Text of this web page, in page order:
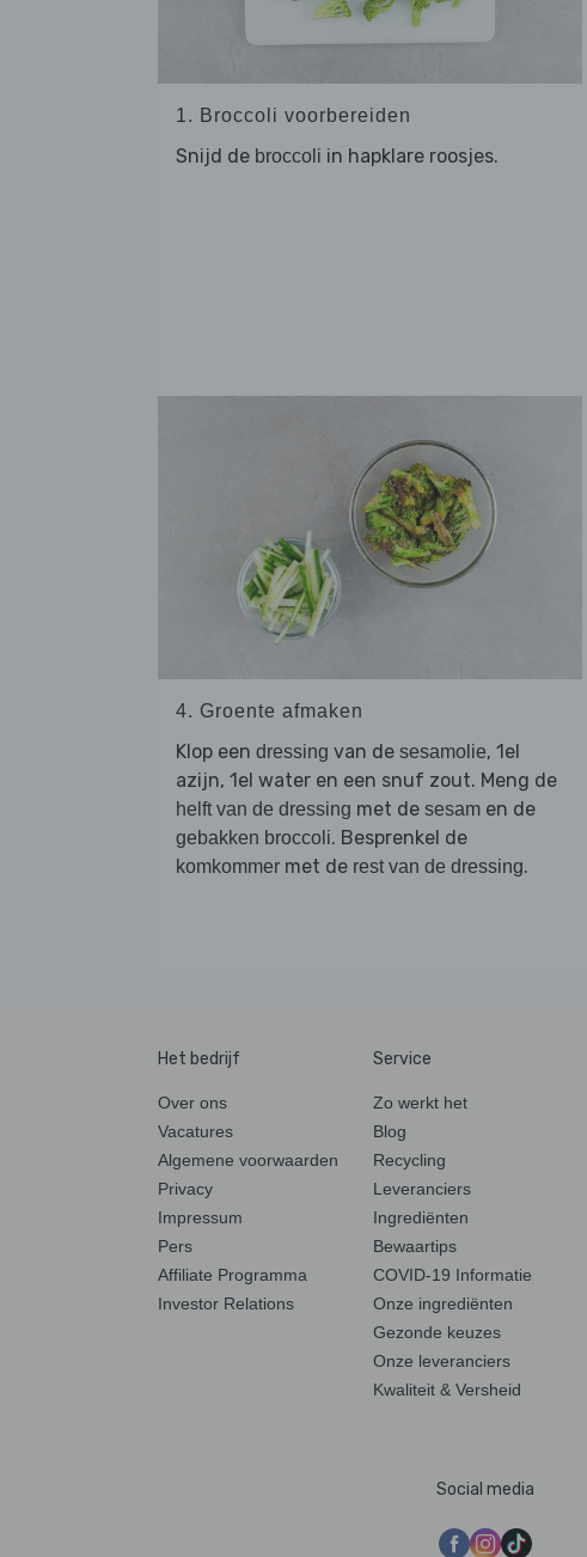
1. Broccoli voorbereiden
Snijd de broccoli in hapklare roosjes.
4. Groente afmaken
Klop een dressing van de sesamolie, 1el
azijn, 1el water en een snuf zout. Meng de
helft van de dressing met de sesam en de
gebakken broccoli. Besprenkel de
komkommer met de rest van de dressing.
Het bedrijf
Over ons
Vacatures
Algemene voorwaarden
Privacy
Impressum
Pers
Affiliate Programma
Investor Relations
Service
Zo werkt het
Blog
Recycling
Leveranciers
Ingrediënten
Bewaartips
COVID-19 Informatie
Onze ingrediënten
Gezonde keuzes
Onze leveranciers
Kwaliteit & Versheid
Social media